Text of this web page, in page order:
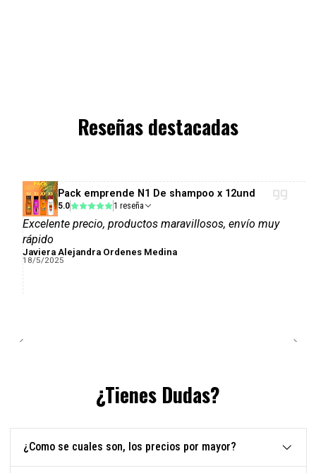
Reseñas destacadas
Pack emprende N1 De shampoo x 12und
5.0 1 reseña
Excelente precio, productos maravillosos, envío muy
rápido
Javiera Alejandra Ordenes Medina
18/5/2025
¿Tienes Dudas?
¿Como se cuales son, los precios por mayor?